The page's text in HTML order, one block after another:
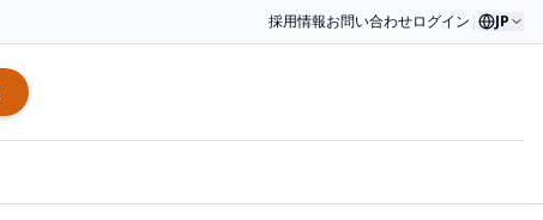
採用情報お問い合わせログイン | JP